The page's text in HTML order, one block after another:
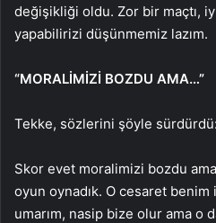
değişikliği oldu. Zor bir maçtı,
yapabilirizi düşünmemiz lazım.
“MORALİMİZİ BOZDU AMA…”
Tekke, sözlerini şöyle sürdürdü:
Skor evet moralimizi bozdu
oyun oynadık. O cesaret benim
umarım, nasip bize olur ama o